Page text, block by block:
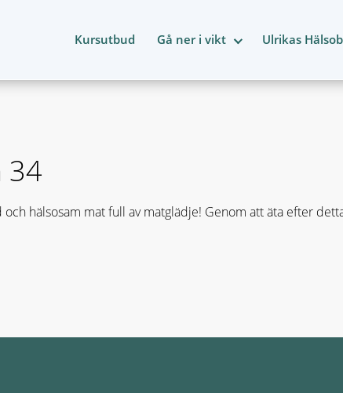
Kursutbud Gå ner i vikt Ulrikas
34
hälsosam mat full av matglädje! Genom att äta efter